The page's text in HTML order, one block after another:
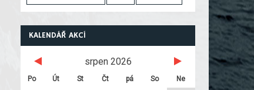
KALENDÁŘ AKCÍ
srpen 2026
Po Út St Čt pá So Ne